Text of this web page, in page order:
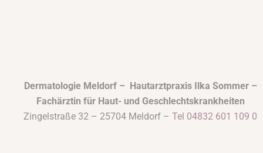
Dermatologie Meldorf – Hautarztpraxis Ilka Sommer –
Fachärztin für Haut- und Geschlechtskrankheiten
Zingelstraße 32 – 25704 Meldorf – Tel 04832 601 109 0